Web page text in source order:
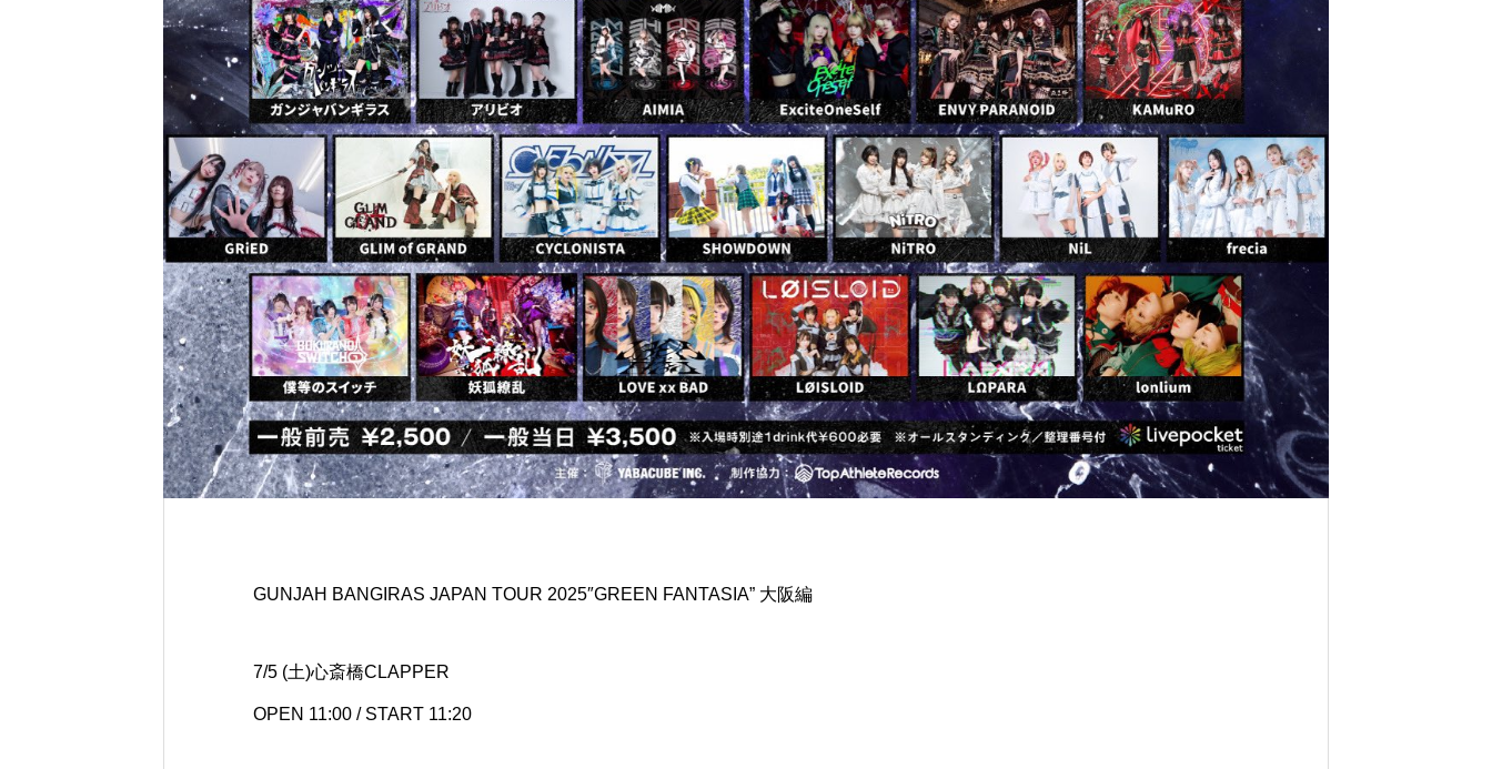
GUNJAH BANGIRAS JAPAN TOUR 2025″GREEN FANTASIA” 大阪編
7/5 (土)心斎橋CLAPPER
OPEN 11:00 / START 11:20